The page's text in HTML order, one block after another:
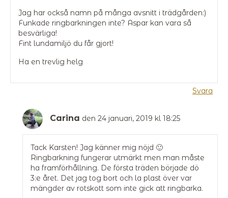
Jag har också namn på många avsnitt i trädgården:)
Funkade ringbarkningen inte? Aspar kan vara så
besvärliga!
Fint lundamiljö du får gjort!
Ha en trevlig helg
Svara
Carina den 24 januari, 2019 kl 18:25
Tack Karsten! Jag känner mig nöjd 🙂
Ringbarkning fungerar utmärkt men man måste
ha framförhållning. De första träden började dö
3:e året. Det jag tog bort och la plast över var
mängder av rotskott som inte gick att ringbarka.